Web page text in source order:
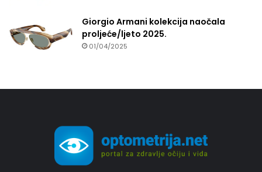
Giorgio Armani kolekcija naočala
proljeće/ljeto 2025.
01/04/2025